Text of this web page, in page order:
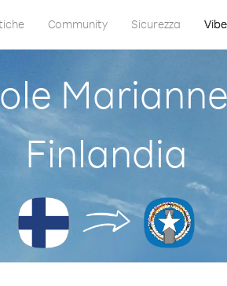
Community Sicurezza
Finlandia